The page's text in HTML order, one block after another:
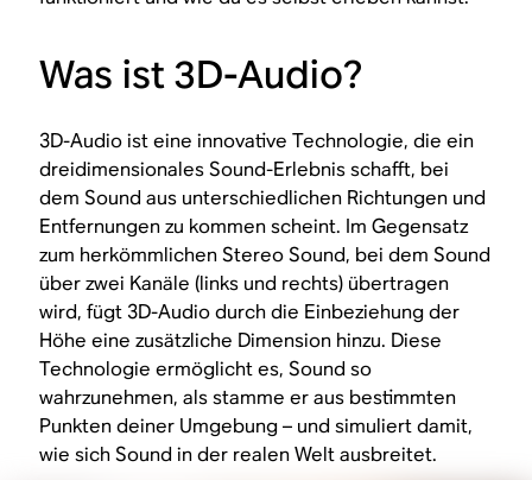
Was ist 3D-Audio?
3D-Audio ist eine innovative Technologie, die ein
dreidimensionales Sound-Erlebnis schafft, bei
dem Sound aus unterschiedlichen Richtungen und
Entfernungen zu kommen scheint. Im Gegensatz
zum herkömmlichen Stereo Sound, bei dem Sound
über zwei Kanäle (links und rechts) übertragen
wird, fügt 3D-Audio durch die Einbeziehung der
Höhe eine zusätzliche Dimension hinzu. Diese
Technologie ermöglicht es, Sound so
wahrzunehmen, als stamme er aus bestimmten
Punkten deiner Umgebung – und simuliert damit,
wie sich Sound in der realen Welt ausbreitet.